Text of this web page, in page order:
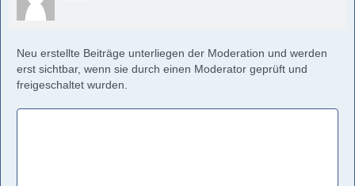
Neu erstellte Beiträge unterliegen der Moderation und werden
erst sichtbar, wenn sie durch einen Moderator geprüft und
freigeschaltet wurden.